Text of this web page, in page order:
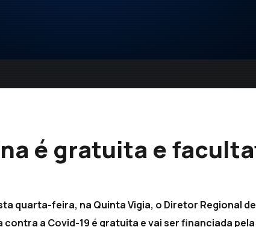
é gratuita e
quarta-feira, na Quinta Vigia, o Diretor Regional
a Covid-19 é gratuita e vai ser financiada pela